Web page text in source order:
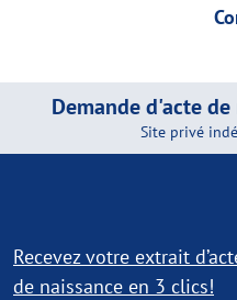
Demande d'acte
Site privé
Recevez votre extrait
de naissance en 3 clics!